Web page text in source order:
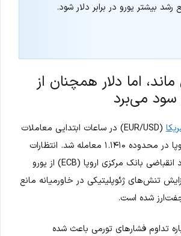
رشد بیشتر یورو در برابر دلار شود.
اما دلار همچنان از
می‌برد
(EUR/USD) در ساعات ابتدایی معاملات
روز چهارشنبه بازار اروپا در محدوده ۱.۱۴۱۰ معامله شد. انتظارات
مبنی بر ادامه رویکرد انقباضی بانک مرکزی اروپا (ECB) از یورو
تنش‌های ژئوپلیتیکی در خاورمیانه مانع
شده است.
تداوم فشارهای تورمی باعث شده